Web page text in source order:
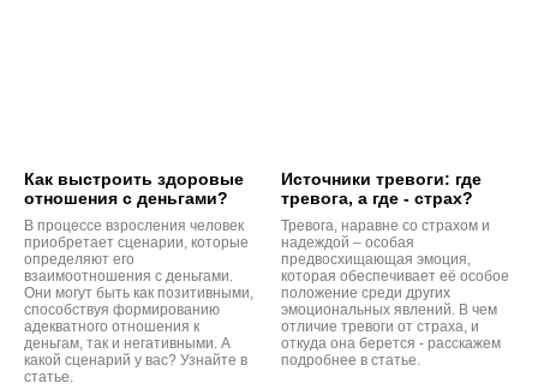
Как выстроить здоровые
отношения с деньгами?
В процессе взросления человек
приобретает сценарии, которые
определяют его
взаимоотношения с деньгами.
Они могут быть как позитивными,
способствуя формированию
адекватного отношения к
деньгам, так и негативными. А
какой сценарий у вас? Узнайте в
статье.
Источники тревоги: где
тревога, а где - страх?
Тревога, наравне со страхом и
надеждой – особая
предвосхищающая эмоция,
которая обеспечивает её особое
положение среди других
эмоциональных явлений. В чем
отличие тревоги от страха, и
откуда она берется - расскажем
подробнее в статье.